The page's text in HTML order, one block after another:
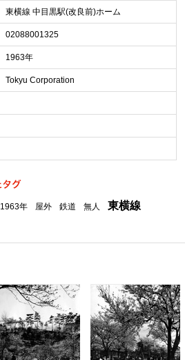
東横線 中目黒駅(改良前)ホーム
02088001325
1963年
Tokyu Corporation
1963年 屋外 鉄道 無人 東横線